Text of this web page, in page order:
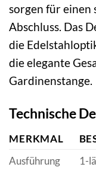
sorgen für einen
Abschluss. Das
die
die elegante
Gardinenstange.
Technische
MERKMAL
Ausführung
1-